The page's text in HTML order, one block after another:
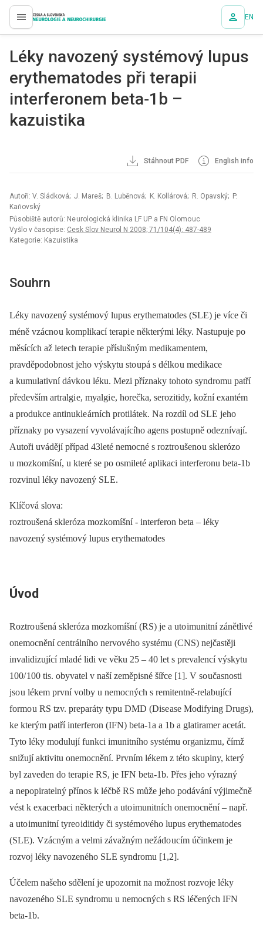
proLékaře.cz EN
Léky navozený systémový lupus
erythematodes při terapii
interferonem beta‑1b –
kazuistika
Stáhnout PDF English info
Autoři: V. Sládková; J. Mareš; B. Luběnová; K. Kollárová; R. Opavský; P.
Kaňovský
Působiště autorů: Ne urologická klinika LF UP a FN Olomo uc
Vyšlo v časopise: Cesk Slov Neurol N 2008; 71/104(4): 487-489
Kategorie: Kazuistika
Souhrn
Léky navozený systémový lupus erythematodes (SLE) je více či
méně vzácno u komplikací terapi e některými léky. Nastupuje po
měsících až letech terapi e příslušným medikamentem,
pravděpodobnost jeho výskytu sto upá s délko u medikace
a kumulativní dávko u léku. Mezi příznaky tohoto syndromu patří
především artralgi e, myalgi e, horečka, serozitidy, kožní exantém
a produkce antinukle árních protilátek. Na rozdíl od SLE jeho
příznaky po vysazení vyvolávajícího agens postupně odeznívají.
Autoři uvádějí případ 43leté nemocné s roztro ušeno u sklerózo
u mozkomíšní, u které se po osmileté aplikaci interferonu beta‑1b
rozvinul léky navozený SLE.
Klíčová slova:
roztroušená skleróza mozkomíšní -⁠ interferon beta –⁠ léky
navozený systémový lupus erythematodes
Úvod
Roztro ušená skleróza mozkomíšní (RS) je a uto imunitní zánětlivé
onemocnění centrálního nervového systému (CNS) nejčastěji
invalidizující mladé lidi ve věku 25 –⁠ 40 let s prevalencí výskytu
100/ 100 tis. obyvatel v naší zeměpisné šířce [1]. V so učasnosti
jso u lékem první volby u nemocných s remitentně‑relabující
formo u RS tzv. preparáty typu DMD (Dise ase Modifying Drugs),
ke kterým patří interferon (IFN) beta‑1a a 1b a glatiramer acetát.
Tyto léky modulují funkci imunitního systému organizmu, čímž
snižují aktivitu onemocnění. Prvním lékem z této skupiny, který
byl zaveden do terapi e RS, je IFN beta‑1b. Přes jeho výrazný
a nepopiratelný přínos k léčbě RS může jeho podávání výjimečně
vést k exacerbaci některých a uto imunitních onemocnění –⁠ např.
a uto imunitní tyreo iditidy či systémového lupus erythematodes
(SLE). Vzácným a velmi závažným nežádo ucím účinkem je
rozvoj léky navozeného SLE syndromu [1,2].
Účelem našeho sdělení je upozornit na možnost rozvoje léky
navozeného SLE syndromu u nemocných s RS léčených IFN
beta‑1b.